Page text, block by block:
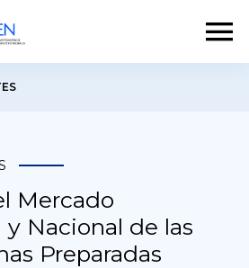
Mercado
Nacional de las
Preparadas